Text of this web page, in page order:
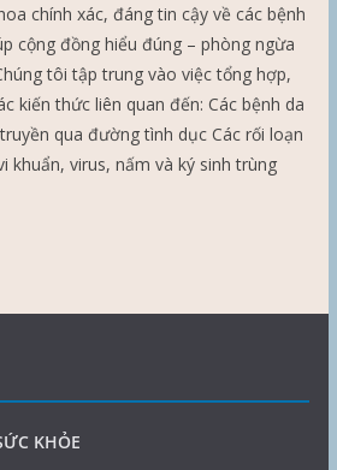
chính xác, đáng tin cậy về các bệnh
cộng đồng hiểu đúng – phòng ngừa
tôi tập trung vào việc tổng hợp,
kiến thức liên quan đến: Các bệnh da
qua đường tình dục Các rối loạn
khuẩn, virus, nấm và ký sinh trùng
KHỎE